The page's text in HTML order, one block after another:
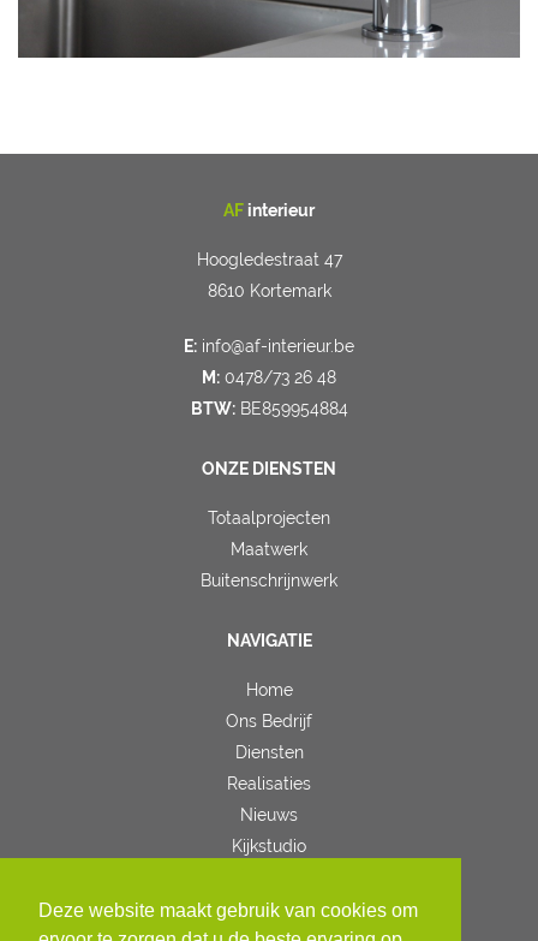
Deze website maakt gebruik van cookies om
AF interieur
Hoogledestraat 47
8610 Kortemark
E: info@af-interieur.be
M: 0478/73 26 48
BTW:BE859954884
ONZE DIENSTEN
Totaalprojecten
Maatwerk
Buitenschrijnwerk
NAVIGATIE
Home
Ons Bedrijf
Diensten
Realisaties
Nieuws
Kijkstudio